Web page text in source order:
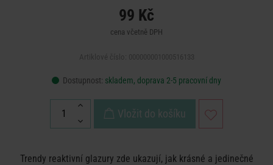
99 Kč
cena včetně DPH
Dostupnost: skladem, doprava 2-5 pracovní dny
Vložit do košíku
Trendy reaktivní glazury zde ukazují, jak krásné a jedinečné